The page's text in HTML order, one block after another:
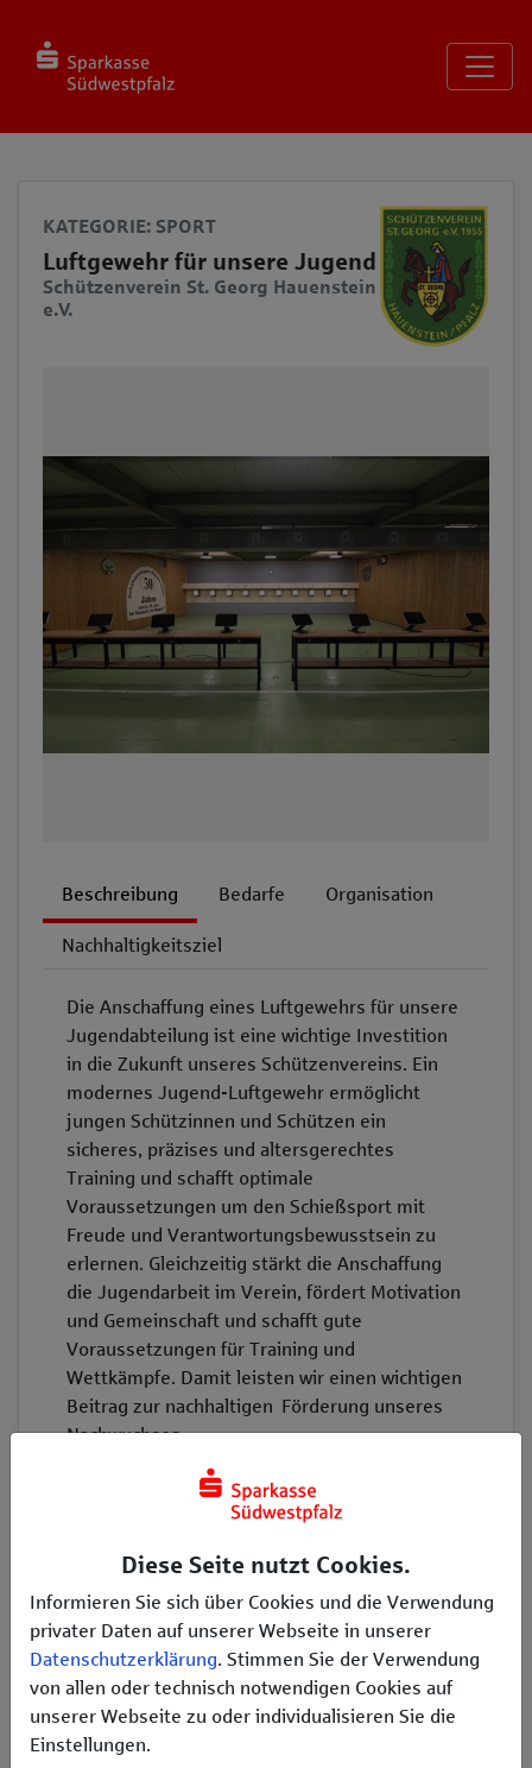
Diese Seite nutzt Cookies.
Informieren Sie sich über Cookies und die Verwendung
privater Daten auf unserer Webseite in unserer
Datenschutzerklärung. Stimmen Sie der Verwendung
von allen oder technisch notwendigen Cookies auf
unserer Webseite zu oder individualisieren Sie die
Einstellungen.
KATEGORIE: SPORT
Luftgewehr für unsere Jugend
Schützenverein St. Georg Hauenstein
e.V.
Beschreibung Bedarfe Organisation
Nachhaltigkeitsziel
Die Anschaffung eines Luftgewehrs für unsere
Jugendabteilung ist eine wichtige Investition
in die Zukunft unseres Schützenvereins. Ein
modernes Jugend-Luftgewehr ermöglicht
jungen Schützinnen und Schützen ein
sicheres, präzises und altersgerechtes
Training und schafft optimale
Voraussetzungen um den Schießsport mit
Freude und Verantwortungsbewusstsein zu
erlernen. Gleichzeitig stärkt die Anschaffung
die Jugendarbeit im Verein, fördert Motivation
und Gemeinschaft und schafft gute
Voraussetzungen für Training und
Wettkämpfe. Damit leisten wir einen wichtigen
Beitrag zur nachhaltigen Förderung unseres
Nachwuchses.
Erzählen Sie es Ihren Freunden
𝕏